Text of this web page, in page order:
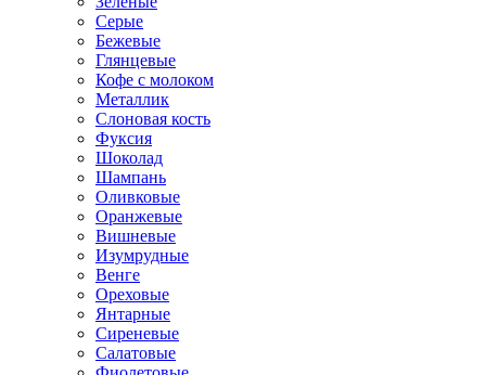
Серые
Бежевые
Глянцевые
Кофе с молоком
Металлик
Слоновая кость
Фуксия
Шоколад
Шампань
Оливковые
Оранжевые
Вишневые
Изумрудные
Венге
Ореховые
Янтарные
Сиреневые
Салатовые